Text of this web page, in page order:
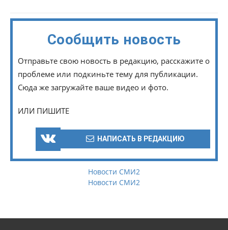
Сообщить новость
Отправьте свою новость в редакцию, расскажите о
проблеме или подкиньте тему для публикации.
Сюда же загружайте ваше видео и фото.
ИЛИ ПИШИТЕ
НАПИСАТЬ В РЕДАКЦИЮ
Новости СМИ2
Новости СМИ2